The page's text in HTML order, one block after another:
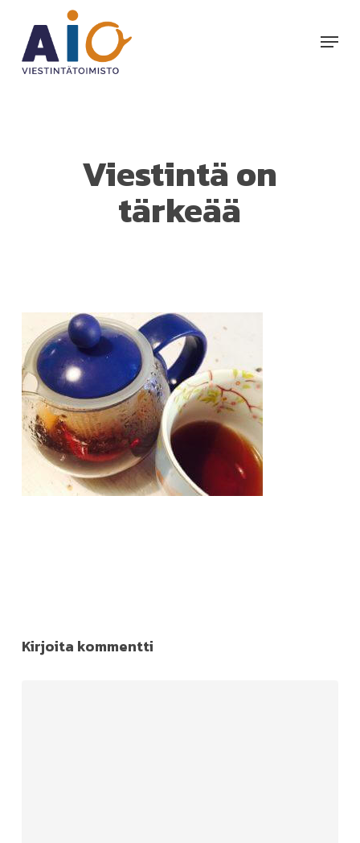
main
content
Menu
Viestintä on
tärkeää
Kirjoita kommentti